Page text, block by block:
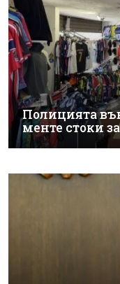
Полицията
менте стоки